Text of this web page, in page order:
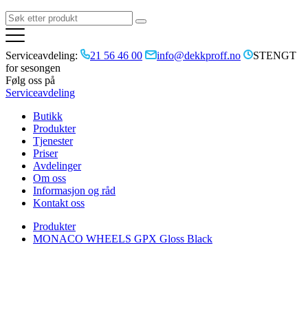
Serviceavdeling: 21 56 46 00 info@dekkproff.no
STENGT
for sesongen
Følg oss på
Serviceavdeling
Butikk
Produkter
Tjenester
Priser
Avdelinger
Om oss
Informasjon og råd
Kontakt oss
Produkter
MONACO WHEELS GPX Gloss Black